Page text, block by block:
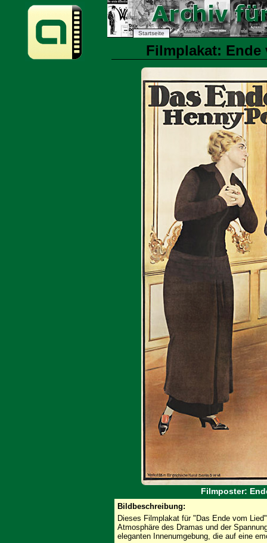
Startseite
Filmplakat: Ende
Filmposter:
Bildbeschreibung:
Dieses Filmplakat für "Das Ende vom
Atmosphäre des Dramas und der
eleganten Innenumgebung, die auf eine